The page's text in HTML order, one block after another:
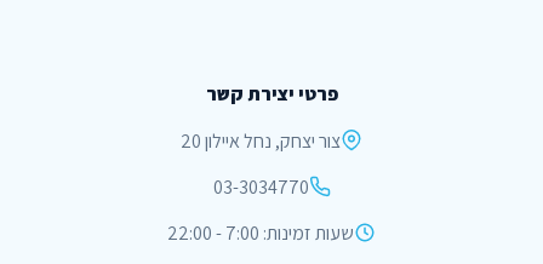
פרטי יצירת קשר
צור יצחק, נחל איילון 20
03-3034770
שעות זמינות: 7:00 - 22:00